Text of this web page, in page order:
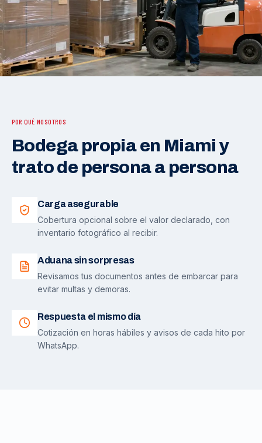
POR QUÉ NOSOTROS
Bodega propia en Miami y
trato de persona a persona
Carga asegurable
Cobertura opcional sobre el valor declarado, con
inventario fotográfico al recibir.
Aduana sin sorpresas
Revisamos tus documentos antes de embarcar para
evitar multas y demoras.
Respuesta el mismo día
Cotización en horas hábiles y avisos de cada hito por
WhatsApp.